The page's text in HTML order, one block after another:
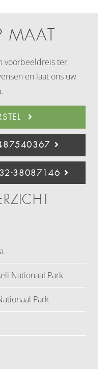
MAAT
voorbeeldreis ter
en laat ons uw
38087146
Nationaal Park
Park